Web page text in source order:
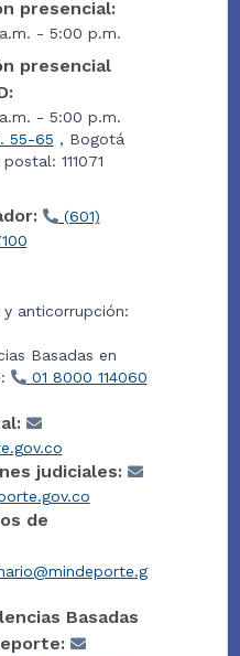
presencial:
- 5:00 p.m.
presencial
- 5:00 p.m.
55-65 , Bogotá
111071
(601)
anticorrupción:
Basadas en
01 8000 114060
judiciales:
de
Basadas